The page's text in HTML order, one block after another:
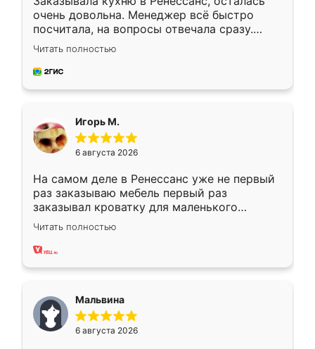
очень довольна. Менеджер всё быстро
посчитала, на вопросы отвечала сразу.
Замерщик приехал в субботу, подошёл к
делу со всей ответственностью. Собрали
за день, ребята работали аккуратно, даже
Читать полностью
Игорь М.
6 августа 2026
На самом деле в Ренессанс уже не первый
раз заказываю мебель первый раз
заказывал кроватку для маленького
ребёнка при его рождении ,во второй раз
заказал шкаф-купе. По качеству очень
хорошее сборка достаточно быстрая,
меньше, здесь же он более разнообразный.
Мне нравится ,если что-то потребуется из
мебели буду заказывать только здесь.
Читать полностью
Мальвина
6 августа 2026